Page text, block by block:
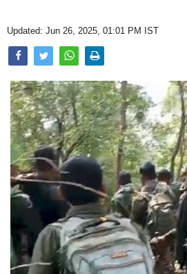
Photo Gallery
Home
Updated: Jun 26, 2025, 01:01 PM IST